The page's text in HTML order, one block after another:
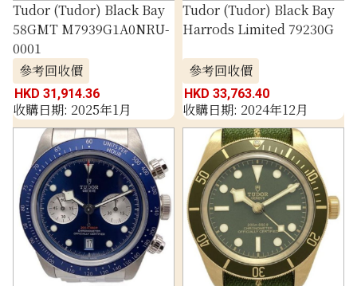
Tudor (Tudor) Black Bay
58GMT M7939G1A0NRU-
0001
參考回收價
HKD 31,914.36
收購日期: 2025年1月
Tudor (Tudor) Black Bay
Harrods Limited 79230G
參考回收價
HKD 33,763.40
收購日期: 2024年12月